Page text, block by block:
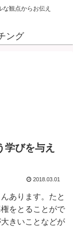
観点からお伝え
ング
学びを与え
2018.03.01
あります。たと
をとることがで
きいことなどが